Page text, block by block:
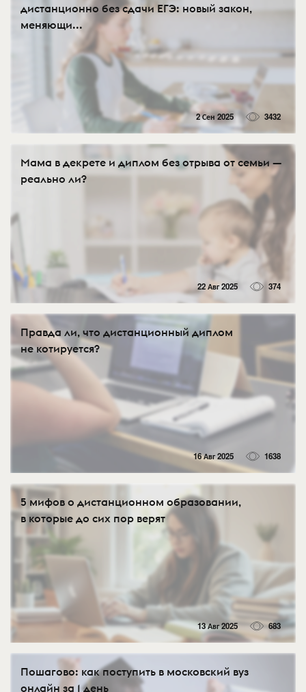
дистанционно без сдачи ЕГЭ: новый закон,
меняющи...
2 Сен 2025 3432
Мама в декрете и диплом без отрыва от семьи —
реально ли?
22 Авг 2025 374
Правда ли, что дистанционный диплом
не котируется?
16 Авг 2025 1638
5 мифов о дистанционном образовании,
в которые до сих пор верят
13 Авг 2025 683
Пошагово: как поступить в московский вуз
онлайн за 1 день